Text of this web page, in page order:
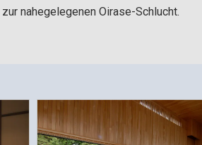
nahegelegenen Oirase-Schlucht.